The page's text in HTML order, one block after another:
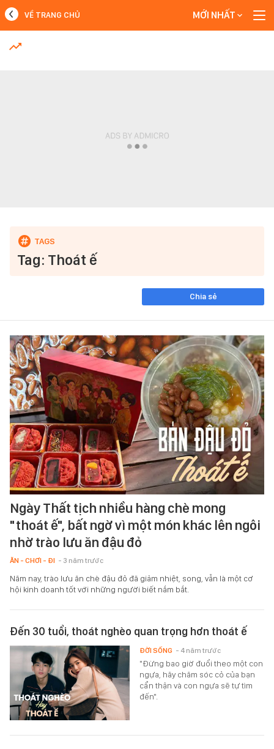
MỚI NHẤT
VỀ TRANG CHỦ MỚI NHẤT
Tag: Thoát ế
Chia sẻ
Ngày Thất tịch nhiều hàng chè mong
"thoát ế", bất ngờ vì một món khác lên ngôi
nhờ trào lưu ăn đậu đỏ
ĂN - CHƠI - ĐI - 3 năm trước
Năm nay, trào lưu ăn chè đậu đỏ đã giảm nhiệt, song, vẫn là một cơ
hội kinh doanh tốt với những người biết nắm bắt.
Đến 30 tuổi, thoát nghèo quan trọng hơn thoát ế
"Đừng bao giờ đuổi theo một con
ngựa, hãy chăm sóc cỏ của bạn
cẩn thận và con ngựa sẽ tự tìm
đến".
ĐỜI SỐNG - 4 năm trước